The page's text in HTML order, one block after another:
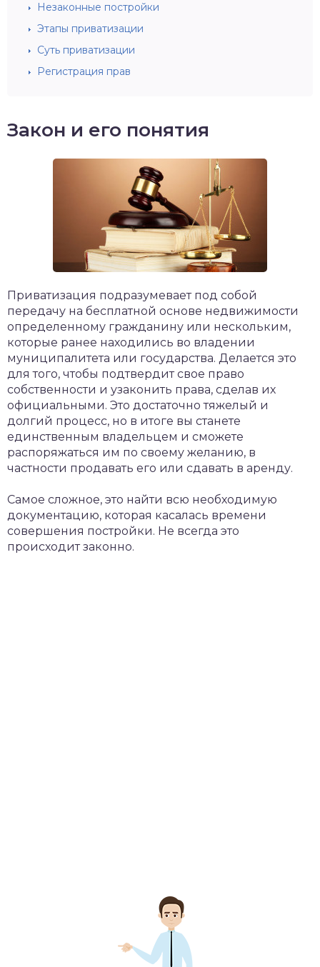
Незаконные постройки
Этапы приватизации
Суть приватизации
Регистрация прав
Закон и его понятия
Приватизация подразумевает под собой
передачу на бесплатной основе недвижимости
определенному гражданину или нескольким,
которые ранее находились во владении
муниципалитета или государства. Делается это
для того, чтобы подтвердит свое право
собственности и узаконить права, сделав их
официальными. Это достаточно тяжелый и
долгий процесс, но в итоге вы станете
единственным владельцем и сможете
распоряжаться им по своему желанию, в
частности продавать его или сдавать в аренду.
Самое сложное, это найти всю необходимую
документацию, которая касалась времени
совершения постройки. Не всегда это
происходит законно.